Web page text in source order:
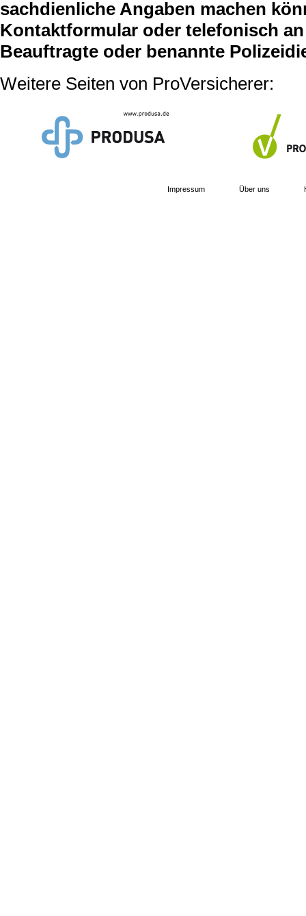
sachdienliche Angaben machen
Kontaktformular oder telefonisch
Beauftragte oder benannte
Weitere Seiten von ProVersicherer:
Impressum Über uns